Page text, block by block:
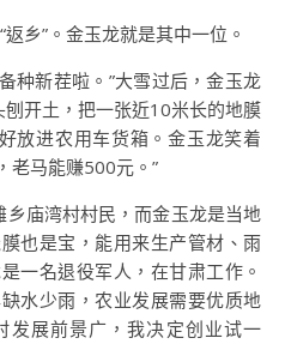
乡”。金玉龙就是其中一位。
种新茬啦。”大雪过后，金玉龙
开土，把一张近10米长的地膜
放进农用车货箱。金玉龙笑着
老马能赚500元。”
庙湾村村民，而金玉龙是当地
也是宝，能用来生产管材、雨
一名退役军人，在甘肃工作。
水少雨，农业发展需要优质地
发展前景广，我决定创业试一